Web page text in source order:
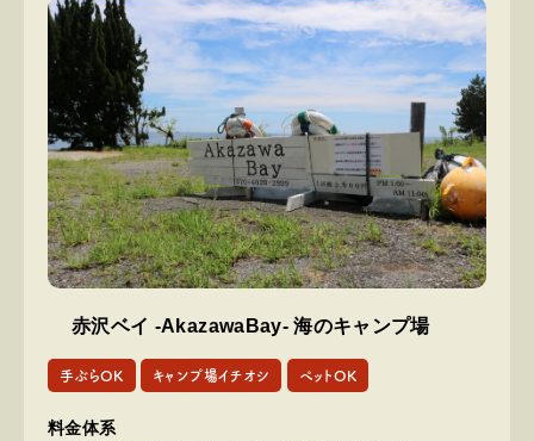
赤沢ベイ -AkazawaBay- 海のキャンプ場
手ぶらOK キャンプ場イチオシ ペットOK
料金体系